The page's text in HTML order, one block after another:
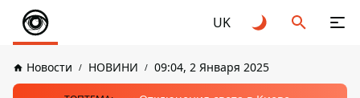
UK
Новости НОВИНИ 09:04, 2 Января 2025